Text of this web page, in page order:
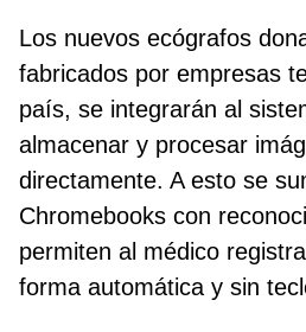
Los nuevos ecógrafos
fabricados por empresas
país, se integrarán al
almacenar y procesar
directamente. A esto se
Chromebooks con
permiten al médico
forma automática y sin